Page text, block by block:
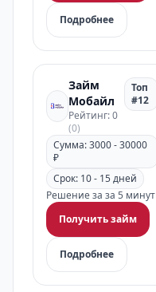
Подробнее
Займ
Мобайл
Рейтинг: 0
(0)
Топ
#12
Сумма: 3000 - 30000
₽
Срок: 10 - 15 дней
Решение за за 5 минут
Получить займ
Подробнее